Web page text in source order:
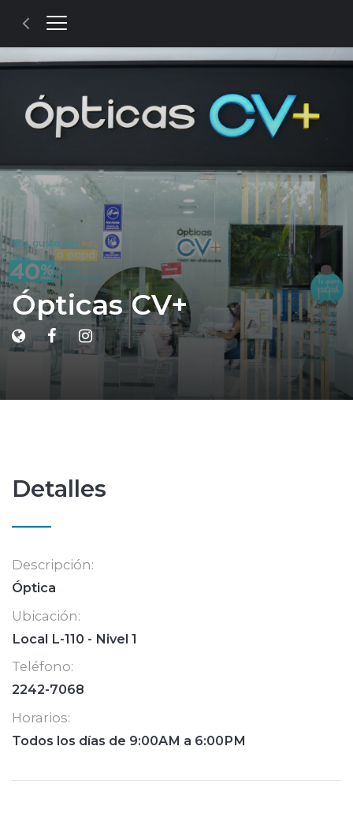
Ópticas CV+
Detalles
Descripción:
Óptica
Ubicación:
Local L-110 - Nivel 1
Teléfono:
2242-7068
Horarios:
Todos los días de 9:00AM a 6:00PM